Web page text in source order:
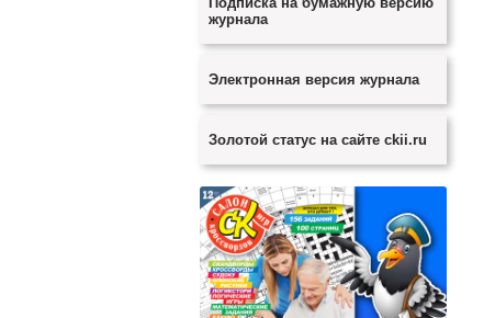
журнала
Электронная версия журнала
Золотой статус на сайте ckii.ru